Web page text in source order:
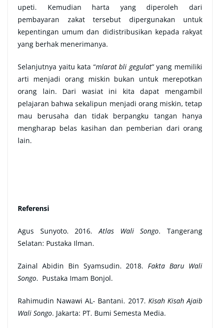
upeti. Kemudian harta yang diperoleh dari
pembayaran zakat tersebut dipergunakan untuk
kepentingan umum dan didistribusikan kepada rakyat
yang berhak menerimanya.
Selanjutnya yaitu kata “mlarat bli gegulat” yang memiliki
arti menjadi orang miskin bukan untuk merepotkan
orang lain. Dari wasiat ini kita dapat mengambil
pelajaran bahwa sekalipun menjadi orang miskin, tetap
mau berusaha dan tidak berpangku tangan hanya
mengharap belas kasihan dan pemberian dari orang
lain.
Referensi
Agus Sunyoto. 2016. Atlas Wali Songo. Tangerang
Selatan: Pustaka Ilman.
Zainal Abidin Bin Syamsudin. 2018. Fakta Baru Wali
Songo. Pustaka Imam Bonjol.
Rahimudin Nawawi AL- Bantani. 2017. Kisah Kisah Ajaib
Wali Songo. Jakarta: PT. Bumi Semesta Media.